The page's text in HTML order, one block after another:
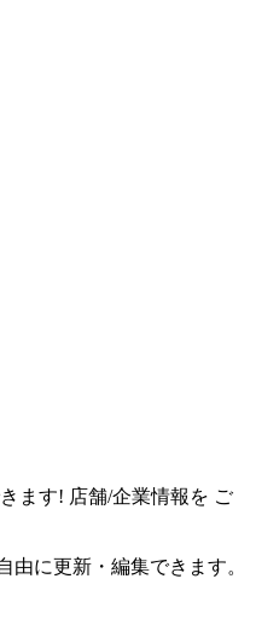
ます! 店舗/企業情報を ご
由に更新・編集できます。